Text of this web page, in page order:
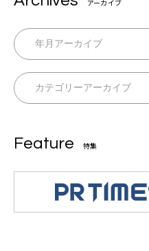
アーカイブ
Feature 特集